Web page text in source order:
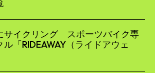
サイクリング スポーツバイク専
「RIDEAWAY（ライドアウェ